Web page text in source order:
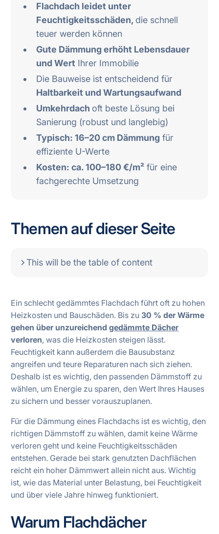
Flachdach leidet unter
Feuchtigkeitsschäden, die schnell
teuer werden können
Gute Dämmung erhöht Lebensdauer
und Wert Ihrer Immobilie
Die Bauweise ist entscheidend für
Haltbarkeit und Wartungsaufwand
Umkehrdach oft beste Lösung bei
Sanierung (robust und langlebig)
Typisch: 16–20 cm Dämmung für
effiziente U-Werte
Kosten: ca. 100–180 €/m² für eine
fachgerechte Umsetzung
Themen auf dieser Seite
This will be the table of content
Ein schlecht gedämmtes Flachdach führt oft zu hohen
Heizkosten und Bauschäden. Bis zu 30 % der Wärme
gehen über unzureichendgedämmte Dächer
verloren, was die Heizkosten steigen lässt.
Feuchtigkeit kann außerdem die Bausubstanz
angreifen und teure Reparaturen nach sich ziehen.
Deshalb ist es wichtig, den passenden Dämmstoff zu
wählen, um Energie zu sparen, den Wert Ihres Hauses
zu sichern und besser vorauszuplanen.
Für die Dämmung eines Flachdachs ist es wichtig, den
richtigen Dämmstoff zu wählen, damit keine Wärme
verloren geht und keine Feuchtigkeitsschäden
entstehen. Gerade bei stark genutzten Dachflächen
reicht ein hoher Dämmwert allein nicht aus. Wichtig
ist, wie das Material unter Belastung, bei Feuchtigkeit
und über viele Jahre hinweg funktioniert.
Warum Flachdächer